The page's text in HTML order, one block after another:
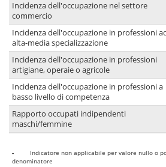
Incidenza dell'occupazione nel settore
commercio
Incidenza dell'occupazione in professioni
alta-media specializzazione
Incidenza dell'occupazione in professioni
artigiane, operaie o agricole
Incidenza dell'occupazione in professioni a
basso livello di competenza
Rapporto occupati indipendenti
maschi/femmine
-
Indicatore non applicabile per valore nullo o
denominatore